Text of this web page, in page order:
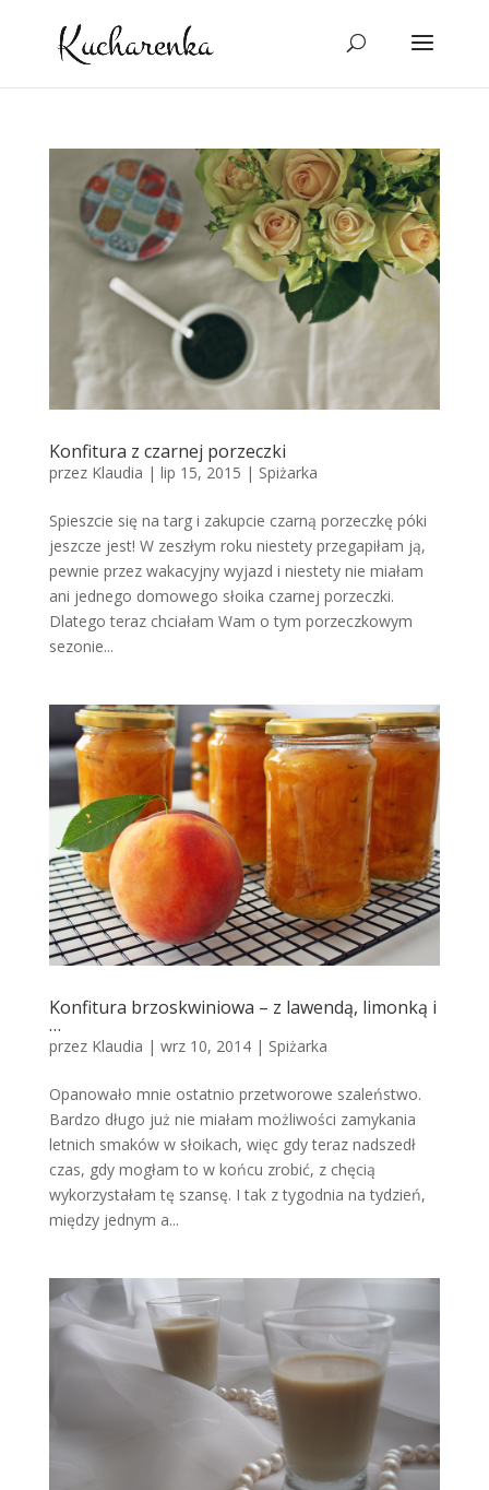
Konfitura z czarnej porzeczki
przez Klaudia | lip 15, 2015 | Spiżarka
Spieszcie się na targ i zakupcie czarną porzeczkę póki
jeszcze jest! W zeszłym roku niestety przegapiłam ją,
pewnie przez wakacyjny wyjazd i niestety nie miałam
ani jednego domowego słoika czarnej porzeczki.
Dlatego teraz chciałam Wam o tym porzeczkowym
sezonie...
Konfitura brzoskwiniowa – z lawendą, limonką i
…
przez Klaudia | wrz 10, 2014| Spiżarka
Opanowało mnie ostatnio przetworowe szaleństwo.
Bardzo długo już nie miałam możliwości zamykania
letnich smaków w słoikach, więc gdy teraz nadszedł
czas, gdy mogłam to w końcu zrobić, z chęcią
wykorzystałam tę szansę. I tak z tygodnia na tydzień,
między jednym a...